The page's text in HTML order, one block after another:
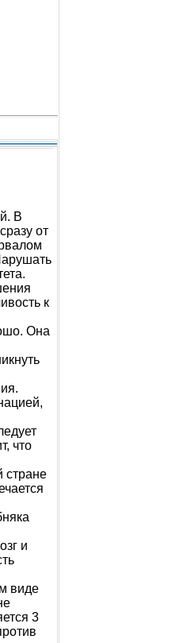
В
от
к
Она
что
стране
и
виде
3